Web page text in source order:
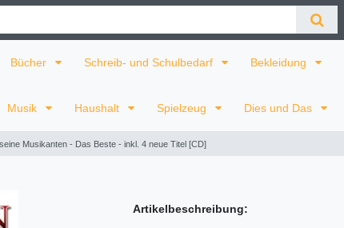
Bücher Schreib- und Schulbedarf Bekleidung
Musik Haushalt Spielzeug Dies und Das
Musikanten - Das Beste - inkl. 4 neue Titel [CD]
Artikelbeschreibung: